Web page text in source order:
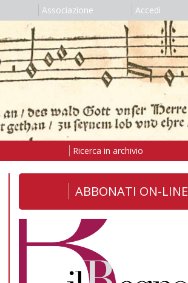
Associazione Accedi
Ricerca in archivio
ABBONATI ON-LINE